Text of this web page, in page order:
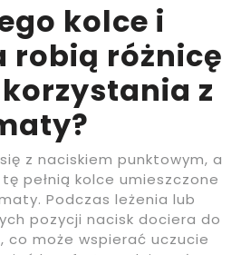
kolce i
robią różnicę
z
z naciskiem punktowym, a
pełnią kolce umieszczone
Podczas leżenia lub
pozycji nacisk dociera do
co może wspierać uczucie